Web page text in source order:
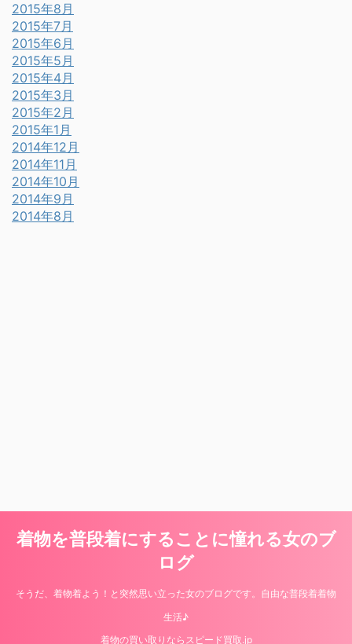
2015年8月
2015年7月
2015年6月
2015年5月
2015年4月
2015年3月
2015年2月
2015年1月
2014年12月
2014年11月
2014年10月
2014年9月
2014年8月
着物を普段着にすることに憧れる女のブ
ログ
そうだ、着物着よう！と突然思い立った女のブログです。自由な普段着着物
生活♪
着物の買い取りならスピード買取.jp